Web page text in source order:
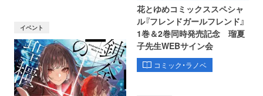
花とゆめコミックススペシャ
ル『フレンドガールフレンド』
1巻＆2巻同時発売記念 瑠夏
子先生WEBサイン会
コミック・ラノベ
イベント